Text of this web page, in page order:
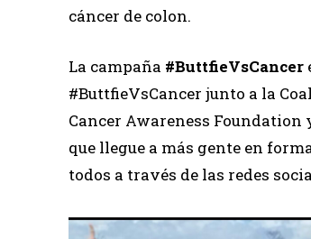
cáncer de colon.
La campaña #ButtfieVsCancer
#ButtfieVsCancer junto a la
Cancer Awareness
que llegue a más gente en
todos a través de las redes